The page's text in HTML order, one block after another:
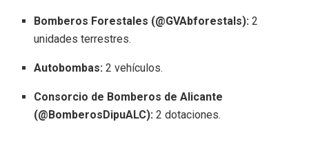
Bomberos Forestales (@GVAbforestals): 2
unidades terrestres.
Autobombas: 2 vehículos.
Consorcio de Bomberos de Alicante
(@BomberosDipuALC): 2 dotaciones.